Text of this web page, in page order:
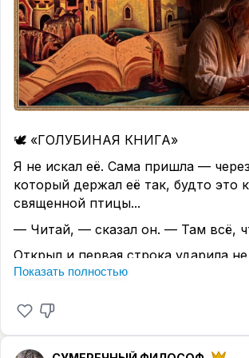
🕊️ «ГОЛУБИНАЯ КНИГА»
Я не искал её. Сама пришла —
который держал её так, будто это
священной птицы...
— Читай, — сказал он. — Там всё,
Открыл и первая строка ударила
голосом. Не моим. Не его. Чьим-то
«Отчего у нас взыграло море?»
Показать полностью